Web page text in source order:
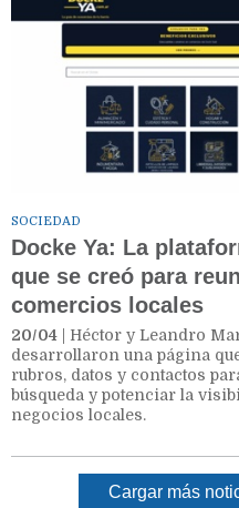
SOCIEDAD
Docke Ya: La
que se creó para
comercios locales
20/04 | Héctor y Leandro
desarrollaron una página
rubros, datos y contactos
búsqueda y potenciar la
negocios locales.
Cargar más